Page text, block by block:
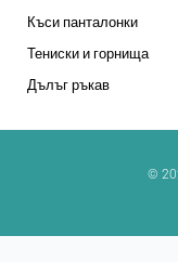
Къси панталонки
Тениски и горнища
Дълъг ръкав
©